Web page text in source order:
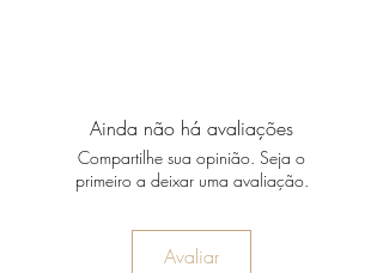
Ainda não há avaliações
Compartilhe sua opinião. Seja o
primeiro a deixar uma avaliação.
Avaliar